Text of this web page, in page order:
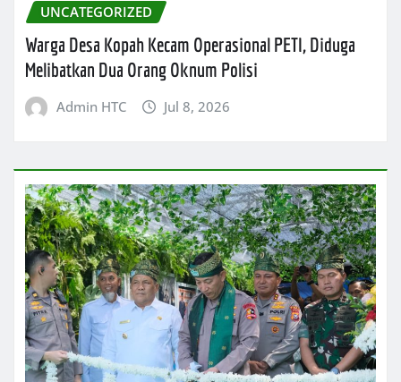
UNCATEGORIZED
Warga Desa Kopah Kecam Operasional PETI, Diduga
Melibatkan Dua Orang Oknum Polisi
Admin HTC Jul 8, 2026